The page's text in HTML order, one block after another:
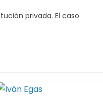
privada. El caso